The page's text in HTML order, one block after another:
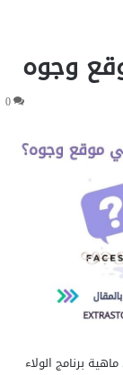
وجوه
0
برنامج الولاء